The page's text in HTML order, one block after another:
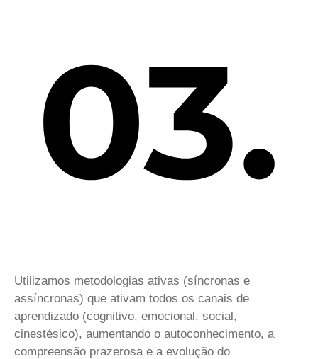
Utilizamos metodologias ativas (síncronas e
assíncronas) que ativam todos os canais de
aprendizado (cognitivo, emocional, social,
cinestésico), aumentando o autoconhecimento, a
compreensão prazerosa e a evolução do